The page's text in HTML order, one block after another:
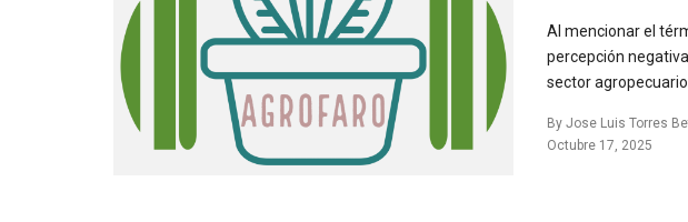
Al mencionar el
percepción
sector agropecuario…
By Jose Luis Torres
Octubre 17, 2025